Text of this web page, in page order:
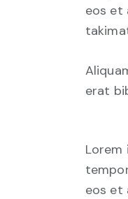
eos et
erat
Lorem
eos et